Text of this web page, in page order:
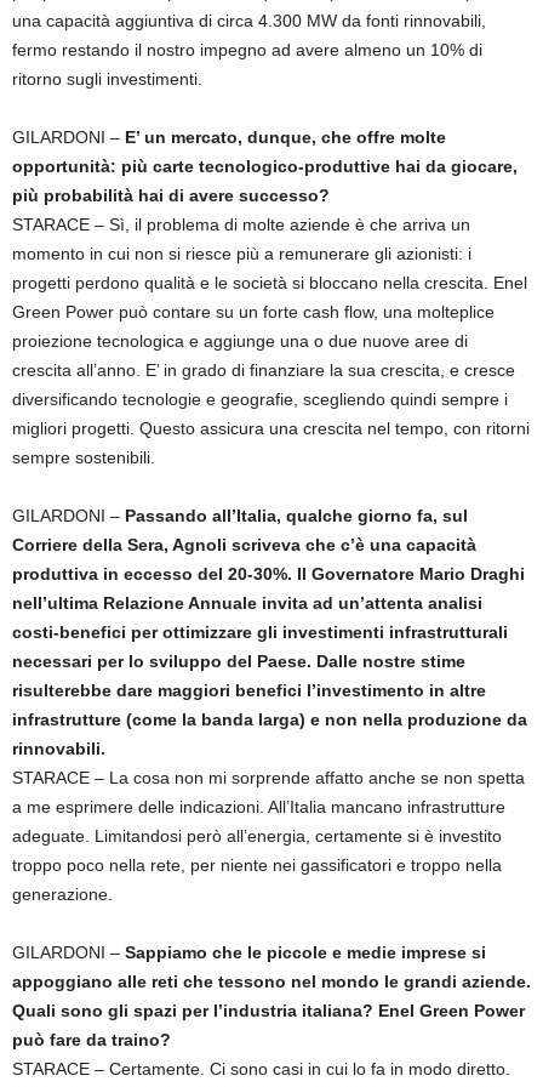
una capacità aggiuntiva di circa 4.300 MW da fonti rinnovabili,
fermo restando il nostro impegno ad avere almeno un 10% di
ritorno sugli investimenti.
GILARDONI – E’ un mercato, dunque, che offre molte
opportunità: più carte tecnologico-produttive hai da giocare,
più probabilità hai di avere successo?
STARACE – Sì, il problema di molte aziende è che arriva un
momento in cui non si riesce più a remunerare gli azionisti: i
progetti perdono qualità e le società si bloccano nella crescita. Enel
Green Power può contare su un forte cash flow, una molteplice
proiezione tecnologica e aggiunge una o due nuove aree di
crescita all’anno. E’ in grado di finanziare la sua crescita, e cresce
diversificando tecnologie e geografie, scegliendo quindi sempre i
migliori progetti. Questo assicura una crescita nel tempo, con ritorni
sempre sostenibili.
GILARDONI – Passando all’Italia, qualche giorno fa, sul
Corriere della Sera, Agnoli scriveva che c’è una capacità
produttiva in eccesso del 20-30%. Il Governatore Mario Draghi
nell’ultima Relazione Annuale invita ad un’attenta analisi
costi-benefici per ottimizzare gli investimenti infrastrutturali
necessari per lo sviluppo del Paese. Dalle nostre stime
risulterebbe dare maggiori benefici l’investimento in altre
infrastrutture (come la banda larga) e non nella produzione da
rinnovabili.
STARACE – La cosa non mi sorprende affatto anche se non spetta
a me esprimere delle indicazioni. All’Italia mancano infrastrutture
adeguate. Limitandosi però all’energia, certamente si è investito
troppo poco nella rete, per niente nei gassificatori e troppo nella
generazione.
GILARDONI – Sappiamo che le piccole e medie imprese si
appoggiano alle reti che tessono nel mondo le grandi aziende.
Quali sono gli spazi per l’industria italiana? Enel Green Power
può fare da traino?
STARACE – Certamente. Ci sono casi in cui lo fa in modo diretto.